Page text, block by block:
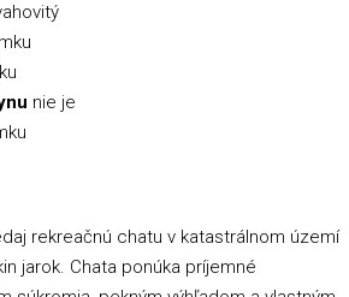
nie je
rekreačnú chatu v katastrálnom území
jarok. Chata ponúka príjemné